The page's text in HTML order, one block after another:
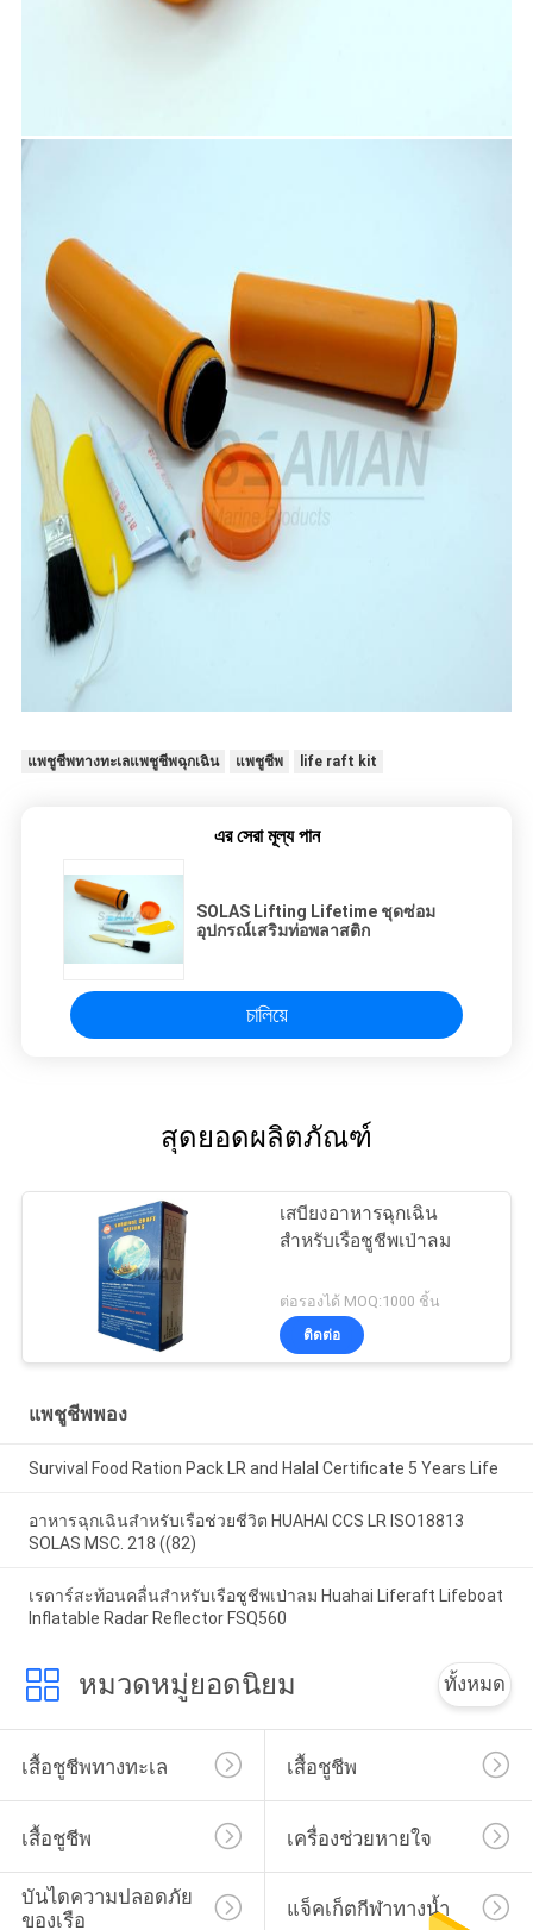
แพชูชีพทางทะเลแพชูชีพฉุกเฉิน แพชูชีพ life raft kit
এর সেরা মূল্য পান
SOLAS Lifting Lifetime ชุดซ่อม
อุปกรณ์เสริมท่อพลาสติก
চালিয়ে
สุดยอดผลิตภัณฑ์
เสบียงอาหารฉุกเฉิน
สำหรับเรือชูชีพเป่าลม
ต่อรองได้ MOQ:1000 ชิ้น
ติดต่อ
แพชูชีพพอง
Survival Food Ration Pack LR and Halal Certificate 5 Years Life
อาหารฉุกเฉินสําหรับเรือช่วยชีวิต HUAHAI CCS LR ISO18813
SOLAS MSC. 218 ((82)
เรดาร์สะท้อนคลื่นสำหรับเรือชูชีพเป่าลม Huahai Liferaft Lifeboat
Inflatable Radar Reflector FSQ560
หมวดหมู่ยอดนิยม ทั้งหมด
เสื้อชูชีพทางทะเล เสื้อชูชีพ
เสื้อชูชีพ เครื่องช่วยหายใจ
บันไดความปลอดภัย
ของเรือ
แจ็คเก็ตกีฬาทางน้ำ